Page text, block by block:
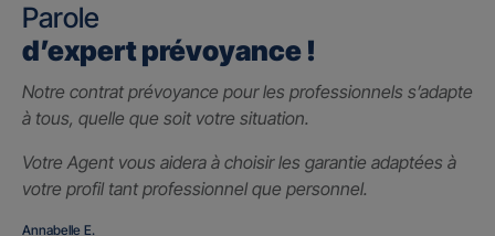
Parole
d’expert prévoyance !
Notre contrat prévoyance pour les professionnels s’adapte
à tous, quelle que soit votre situation.
Votre Agent vous aidera à choisir les garantie adaptées à
votre profil tant professionnel que personnel.
Annabelle E.